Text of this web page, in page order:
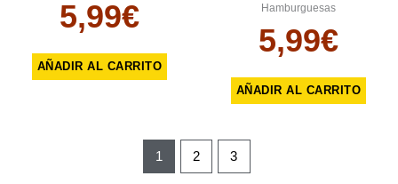
5,99€
AÑADIR AL CARRITO
Hamburguesas
5,99€
AÑADIR AL CARRITO
1 2 3